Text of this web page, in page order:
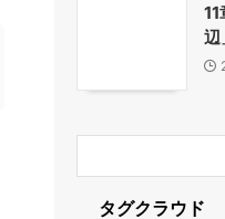
辺
タグクラウド